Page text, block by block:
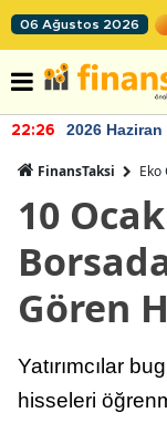
06 Ağustos 2026
22:26 2026 Haziran
FinansTaksi Eko
10
Gören
Yatırımcılar
hisseleri